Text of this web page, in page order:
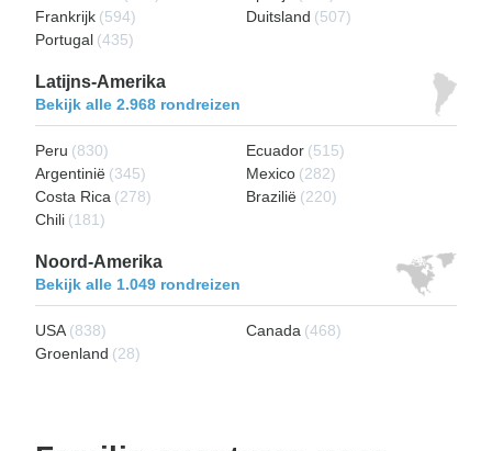
Frankrijk (594) Duitsland (507)
Portugal (435)
Latijns-Amerika
Bekijk alle 2.968 rondreizen
Peru (830) Ecuador (515)
Argentinië (345) Mexico (282)
Costa Rica (278) Brazilië (220)
Chili (181)
Noord-Amerika
Bekijk alle 1.049 rondreizen
USA (838) Canada (468)
Groenland (28)